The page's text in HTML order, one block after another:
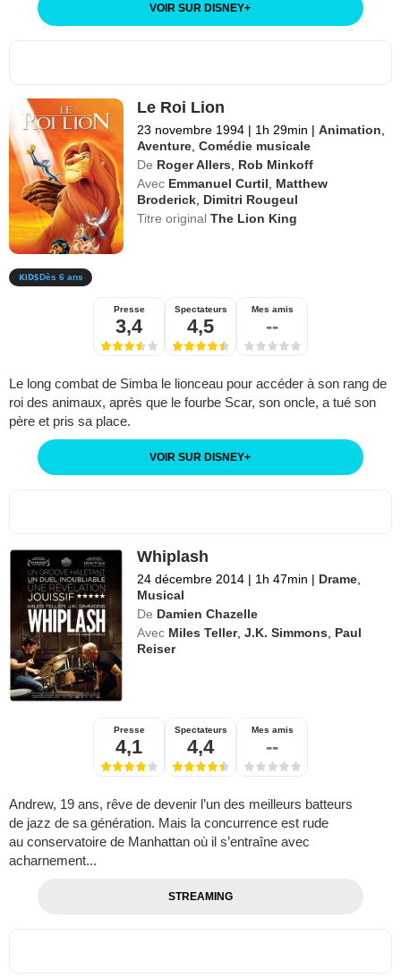
VOIR SUR DISNEY+
Le Roi Lion
23 novembre 1994 | 1h 29min | Animation
Aventure ,Comédie musicale
De Roger Allers
Rob Minkoff
Avec Emmanuel Curtil
Matthew
Broderick Dimitri Rougeul
Titre originalThe Lion King
Dès 6 ans
Presse
3,4
Spectateurs
4,5
Mes amis
--
Le long combat de Simba le lionceau pour accéder à son rang de
roi des animaux, après que le fourbe Scar, son oncle, a tué son
père et pris sa place.
VOIR SUR DISNEY+
Whiplash
24 décembre 2014 | 1h 47min | Drame
Musical
De Damien Chazelle
Avec Miles Teller,J.K. Simmons
Paul
Reiser
Presse
4,1
Spectateurs
4,4
Mes amis
--
Andrew, 19 ans, rêve de devenir l’un des meilleurs batteurs
de jazz de sa génération. Mais la concurrence est rude
au conservatoire de Manhattan où il s’entraîne avec
acharnement...
STREAMING